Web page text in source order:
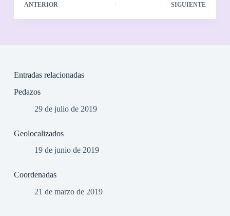
ANTERIOR SIGUIENTE
Entradas relacionadas
Pedazos
29 de julio de 2019
Geolocalizados
19 de junio de 2019
Coordenadas
21 de marzo de 2019